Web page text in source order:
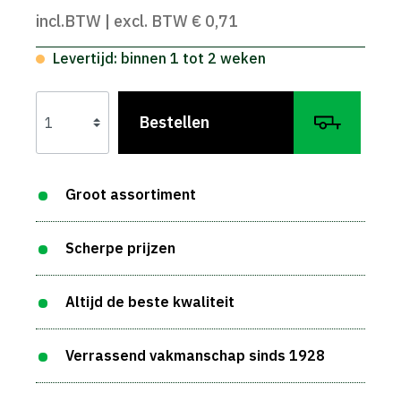
incl.BTW | excl. BTW € 0,71
Levertijd: binnen 1 tot 2 weken
Bestellen
Groot assortiment
Scherpe prijzen
Altijd de beste kwaliteit
Verrassend vakmanschap sinds 1928